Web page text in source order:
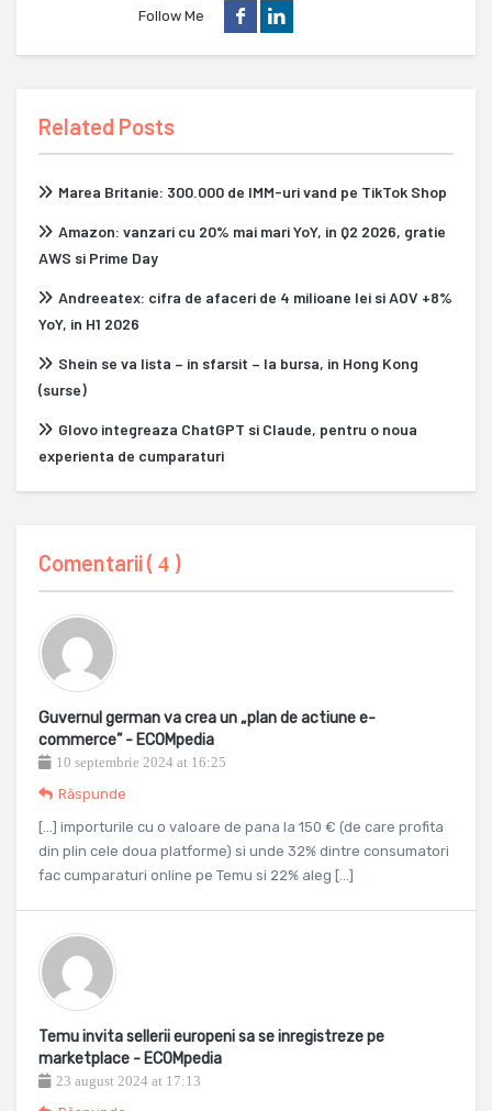
Follow Me
Related Posts
Marea Britanie: 300.000 de IMM-uri vand pe TikTok Shop
Amazon: vanzari cu 20% mai mari YoY, in Q2 2026, gratie
AWS si Prime Day
Andreeatex: cifra de afaceri de 4 milioane lei si AOV +8%
YoY, in H1 2026
Shein se va lista – in sfarsit – la bursa, in Hong Kong
(surse)
Glovo integreaza ChatGPT si Claude, pentru o noua
experienta de cumparaturi
Comentarii ( 4 )
Guvernul german va crea un „plan de actiune e-
commerce” - ECOMpedia
10 septembrie 2024 at 16:25
Răspunde
[…] importurile cu o valoare de pana la 150 € (de care profita
din plin cele doua platforme) si unde 32% dintre consumatori
fac cumparaturi online pe Temu si 22% aleg […]
Temu invita sellerii europeni sa se inregistreze pe
marketplace - ECOMpedia
23 august 2024 at 17:13